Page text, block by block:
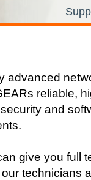
advanced
reliable,
and
give you full
technicians